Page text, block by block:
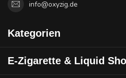
info@oxyzig.de
Kategorien
E-Zigarette & Liquid